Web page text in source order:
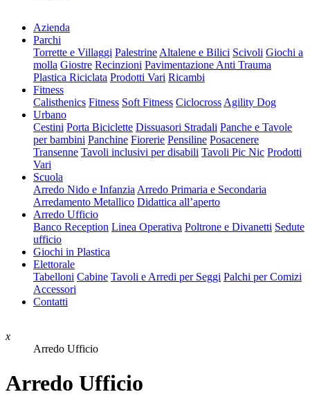
Azienda
Parchi
Torrette e Villaggi Palestrine Altalene e Bilici Scivoli Giochi a
molla Giostre Recinzioni Pavimentazione Anti Trauma
Plastica Riciclata Prodotti Vari Ricambi
Fitness
Calisthenics Fitness Soft Fitness Ciclocross Agility Dog
Urbano
Cestini Porta Biciclette Dissuasori Stradali Panche e Tavole
per bambini Panchine Fiorerie Pensiline Posacenere
Transenne Tavoli inclusivi per disabili Tavoli Pic Nic Prodotti
Vari
Scuola
Arredo Nido e Infanzia Arredo Primaria e Secondaria
Arredamento Metallico Didattica all’aperto
Arredo Ufficio
Banco Reception Linea Operativa Poltrone e Divanetti Sedute
ufficio
Giochi in Plastica
Elettorale
Tabelloni Cabine Tavoli e Arredi per Seggi Palchi per Comizi
Accessori
Contatti
x
Arredo Ufficio
Arredo Ufficio